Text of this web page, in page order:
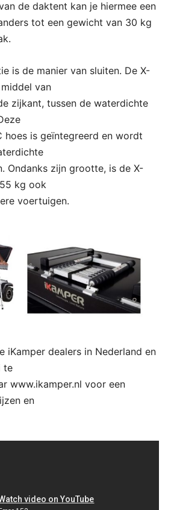
de daktent kan je hiermee een
tot een gewicht van 30 kg
is de manier van sluiten. De X-
van
zijkant, tussen de waterdichte
hoes is geïntegreerd en wordt
Ondanks zijn grootte, is de X-
kg ook
voertuigen.
iKamper dealers in Nederland en
te
www.ikamper.nl voor een
en